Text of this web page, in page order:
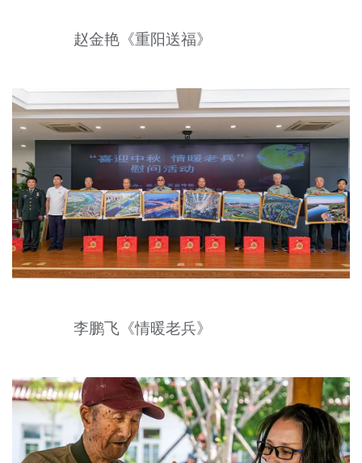
赵金艳《重阳送福》
李鹏飞《情暖老兵》